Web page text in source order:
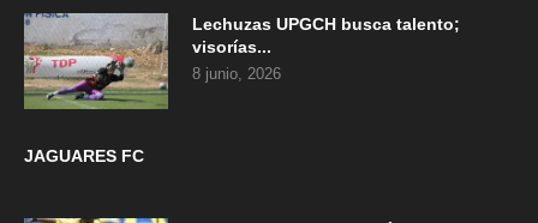
Lechuzas UPGCH busca talento;
visorías...
8 junio, 2026
JAGUARES FC